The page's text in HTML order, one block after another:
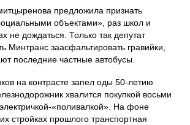
предложила признать
объектами», раз школ и
не дождаться. Только так депутат
Минтранс заасфальтировать гравийки,
последние частные автобусы.
на контрасте запел оды 50-летию
хвалится покупкой восьми
«поливалкой». На фоне
стройках прошлого транспортная